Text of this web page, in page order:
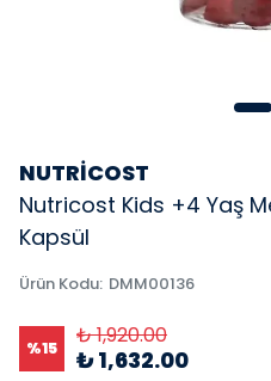
NUTRİCOST
Nutricost Kids +4 Yaş
Kapsül
Ürün Kodu: DMM00136
%15 ₺ 1,920.00
₺ 1,632.00